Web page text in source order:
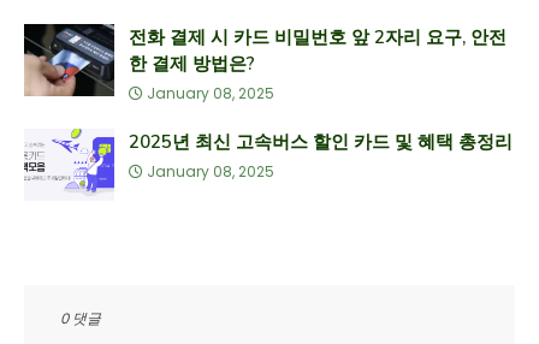
전화 결제 시 카드 비밀번호 앞 2자리 요구, 안전
한 결제 방법은?
January 08, 2025
2025년 최신 고속버스 할인 카드 및 혜택 총정리
January 08, 2025
0 댓글